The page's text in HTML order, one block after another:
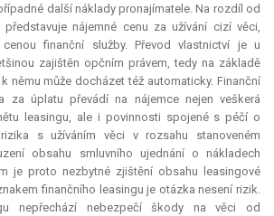
další náklady pronajímatele. Na rozdíl od
představuje nájemné cenu za užívání cizí věci,
finanční služby. Převod vlastnictví je u
zajištěn opčním právem, tedy na základě
němu může docházet též automaticky. Finanční
za úplatu převádí na nájemce nejen veškerá
leasingu, ale i povinnosti spojené s péčí o
s užíváním věci v rozsahu stanoveném
obsahu smluvního ujednání o nákladech
je proto nezbytné zjištění obsahu leasingové
finančního leasingu je otázka nesení rizik.
nepřechází nebezpečí škody na věci od